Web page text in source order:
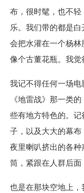
布，很时髦，也不
乐。我们带的都是
会把水灌在一个杨林
像个古董花瓶。我觉
我记不得任何一场电
《地雷战》那一类
些有地方特色的。
子，以及大大的幕
夜里喇叭挤出的各
筒，紧跟在人群后面
也是在那块空地上